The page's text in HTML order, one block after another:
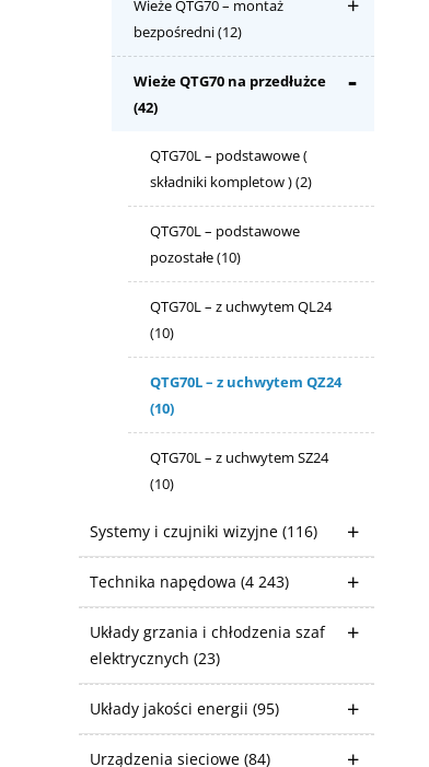
Wieże QTG70 – montaż
bezpośredni(12)
Wieże QTG70 na przedłużce
(42)
QTG70L – podstawowe (
składniki kompletow )(2)
QTG70L – podstawowe
pozostałe(10)
QTG70L – z uchwytem QL24
(10)
QTG70L – z uchwytem QZ24
(10)
QTG70L – z uchwytem SZ24
(10)
Systemy i czujniki wizyjne (116)
Technika napędowa (4 243)
Układy grzania i chłodzenia szaf
elektrycznych (23)
Układy jakości energii (95)
Urządzenia sieciowe (84)